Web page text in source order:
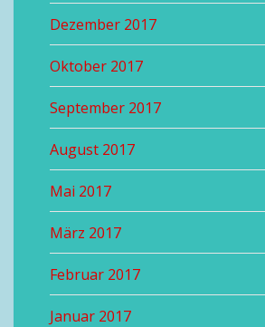
Dezember 2017
Oktober 2017
September 2017
August 2017
Mai 2017
März 2017
Februar 2017
Januar 2017